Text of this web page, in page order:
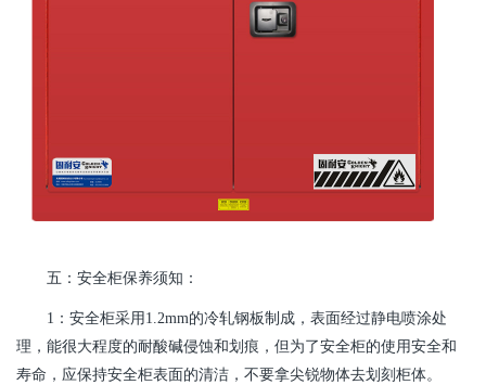
五：安全柜保养须知：
1：安全柜采用1.2mm的冷轧钢板制成，表面经过静电喷涂处
理，能很大程度的耐酸碱侵蚀和划痕，但为了安全柜的使用安全和
寿命，应保持安全柜表面的清洁，不要拿尖锐物体去划刻柜体。